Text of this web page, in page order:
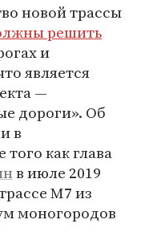
новой трассы
решить
и
является
—
дороги». Об
в
как глава
в июле 2019
М7 из
моногородов